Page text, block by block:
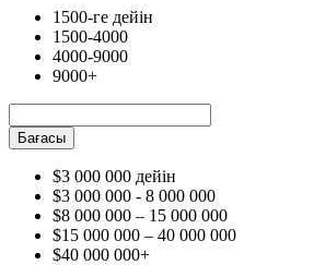
1500-ге дейін
1500-4000
4000-9000
9000+
Бағасы
$3 000 000 дейін
$3 000 000 - 8 000 000
$8 000 000 – 15 000 000
$15 000 000 – 40 000 000
$40 000 000+